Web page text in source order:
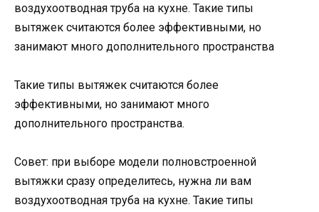
воздухоотводная труба на кухне. Такие типы
вытяжек считаются более эффективными, но
занимают много дополнительного пространства
Такие типы вытяжек считаются более
эффективными, но занимают много
дополнительного пространства.
Совет: при выборе модели полновстроенной
вытяжки сразу определитесь, нужна ли вам
воздухоотводная труба на кухне. Такие типы